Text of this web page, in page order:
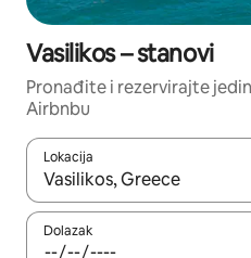
Vasilikos – stanovi
Pronađite i rezervirajte
Airbnbu
Lokacija
Kada budu dostupni
Dolazak